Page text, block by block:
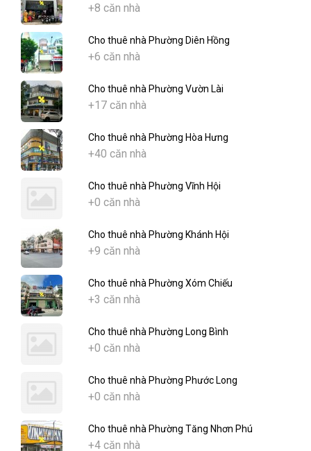
+8 căn nhà
Cho thuê nhà Phường Diên Hồng
+6 căn nhà
Cho thuê nhà Phường Vườn Lài
+17 căn nhà
Cho thuê nhà Phường Hòa Hưng
+40 căn nhà
Cho thuê nhà Phường Vĩnh Hội
+0 căn nhà
Cho thuê nhà Phường Khánh Hội
+9 căn nhà
Cho thuê nhà Phường Xóm Chiếu
+3 căn nhà
Cho thuê nhà Phường Long Bình
+0 căn nhà
Cho thuê nhà Phường Phước Long
+0 căn nhà
Cho thuê nhà Phường Tăng Nhơn Phú
+4 căn nhà